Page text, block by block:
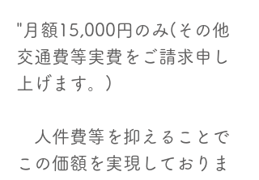
"月額15,000円のみ(その他
交通費等実費をご請求申し
上げます。)
人件費等を抑えることで
この価額を実現しておりま